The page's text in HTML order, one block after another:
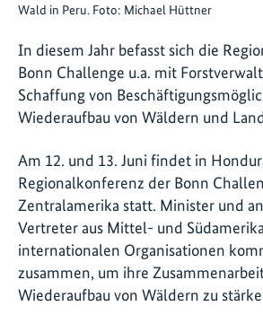
Wald in Peru. Foto: Michael Hüttner
In diesem Jahr befasst sich die
Bonn Challenge u.a. mit
Schaffung von
Wiederaufbau von Wäldern und
Am 12. und 13. Juni findet in
Regionalkonferenz der Bonn
Zentralamerika statt. Minister und
Vertreter aus Mittel- und
internationalen Organisationen
zusammen, um ihre
Wiederaufbau von Wäldern zu